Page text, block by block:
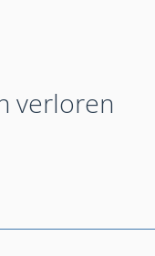
verloren